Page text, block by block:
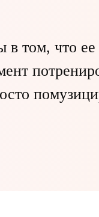
в том, что